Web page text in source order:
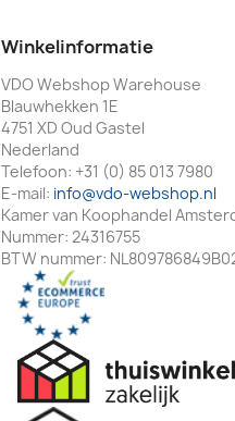
Winkelinformatie
VDO Webshop Warehouse
Blauwhekken 1E
4751 XD Oud Gastel
Nederland
Telefoon: +31 (0) 85 013 7980
E-mail: info@vdo-webshop.nl
Kamer van Koophandel
Nummer: 24316755
BTW nummer: